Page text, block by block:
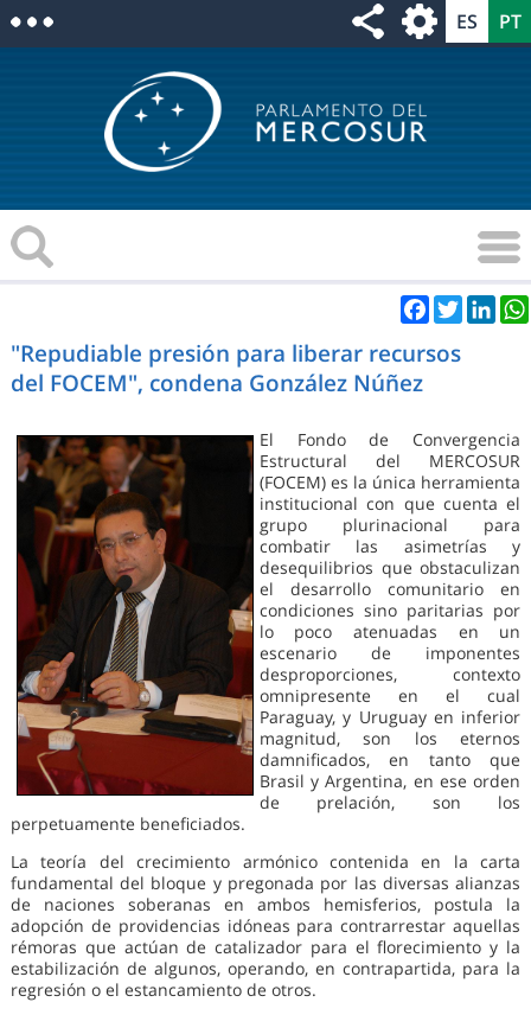
Facebook
Twitter
"Repudiable presión para liberar recursos
del FOCEM", condena González Núñez
El Fondo de Convergencia
Estructural del MERCOSUR
(FOCEM) es la única herramienta
institucional con que cuenta el
grupo plurinacional para
combatir las asimetrías y
desequilibrios que obstaculizan
el desarrollo comunitario en
condiciones sino paritarias por
lo poco atenuadas en un
escenario de imponentes
desproporciones, contexto
omnipresente en el cual
Paraguay, y Uruguay en inferior
magnitud, son los eternos
damnificados, en tanto que
Brasil y Argentina, en ese orden
de prelación, son los
perpetuamente beneficiados.
La teoría del crecimiento armónico contenida en la carta
fundamental del bloque y pregonada por las diversas alianzas
de naciones soberanas en ambos hemisferios, postula la
adopción de providencias idóneas para contrarrestar aquellas
rémoras que actúan de catalizador para el florecimiento y la
estabilización de algunos, operando, en contrapartida, para la
regresión o el estancamiento de otros.